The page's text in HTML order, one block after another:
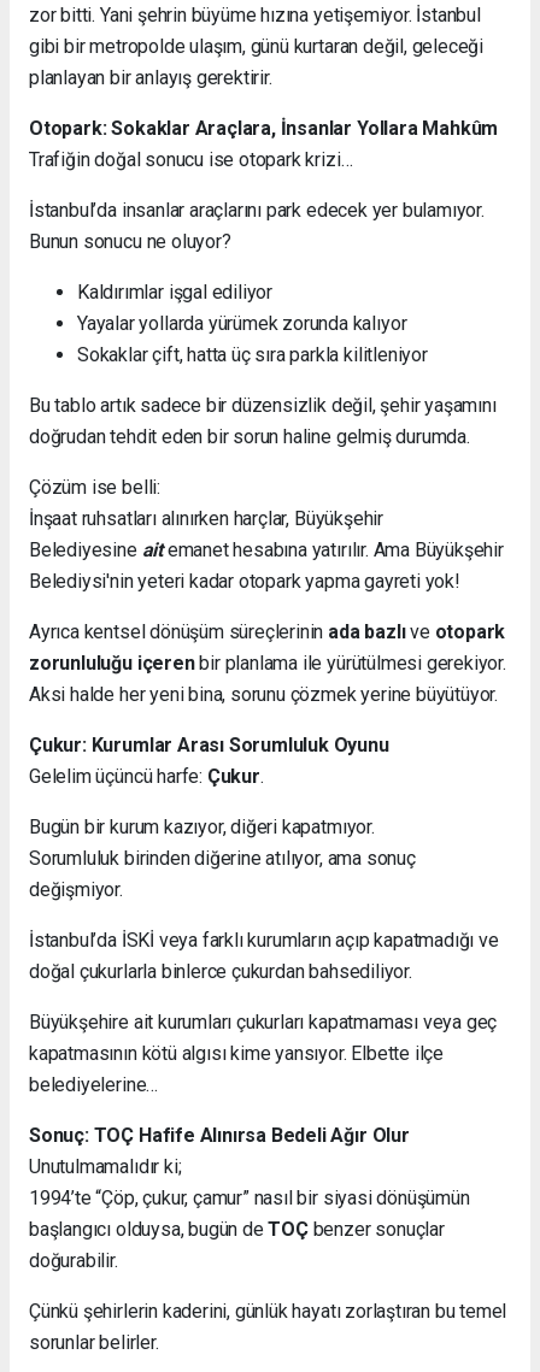
zor bitti. Yani şehrin büyüme hızına yetişemiyor. İstanbul
gibi bir metropolde ulaşım, günü kurtaran değil, geleceği
planlayan bir anlayış gerektirir.
Otopark: Sokaklar Araçlara, İnsanlar Yollara Mahkûm
Trafiğin doğal sonucu ise otopark krizi…
İstanbul’da insanlar araçlarını park edecek yer bulamıyor.
Bunun sonucu ne oluyor?
Kaldırımlar işgal ediliyor
Yayalar yollarda yürümek zorunda kalıyor
Sokaklar çift, hatta üç sıra parkla kilitleniyor
Bu tablo artık sadece bir düzensizlik değil, şehir yaşamını
doğrudan tehdit eden bir sorun haline gelmiş durumda.
Çözüm ise belli:
İnşaat ruhsatları alınırken harçlar, Büyükşehir
Belediyesine aitemanet hesabına yatırılır. Ama Büyükşehir
Belediysi'nin yeteri kadar otopark yapma gayreti yok!
Ayrıca kentsel dönüşüm süreçlerinin ada bazlıve otopark
zorunluluğu içerenbir planlama ile yürütülmesi gerekiyor.
Aksi halde her yeni bina, sorunu çözmek yerine büyütüyor.
Çukur: Kurumlar Arası Sorumluluk Oyunu
Gelelim üçüncü harfe: Çukur.
Bugün bir kurum kazıyor, diğeri kapatmıyor.
Sorumluluk birinden diğerine atılıyor, ama sonuç
değişmiyor.
İstanbul’da İSKİ veya farklı kurumların açıp kapatmadığı ve
doğal çukurlarla binlerce çukurdan bahsediliyor.
Büyükşehire ait kurumları çukurları kapatmaması veya geç
kapatmasının kötü algısı kime yansıyor. Elbette ilçe
belediyelerine…
Sonuç: TOÇ Hafife Alınırsa Bedeli Ağır Olur
Unutulmamalıdır ki;
1994’te “Çöp, çukur, çamur” nasıl bir siyasi dönüşümün
başlangıcı olduysa, bugün deTOÇbenzer sonuçlar
doğurabilir.
Çünkü şehirlerin kaderini, günlük hayatı zorlaştıran bu temel
sorunlar belirler.